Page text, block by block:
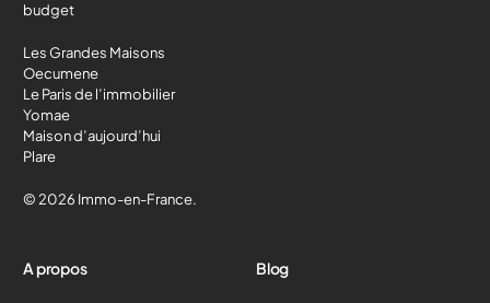
budget
Les Grandes Maisons
Oecumene
Le Paris de l’immobilier
Yomae
Maison d’aujourd’hui
Plare
© 2026 Immo-en-France.
A propos Blog